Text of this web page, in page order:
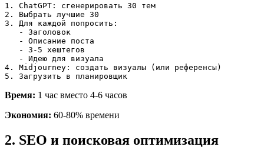
1. ChatGPT: сгенерировать 30 тем
2. Выбрать лучшие 30
3. Для каждой попросить:
   - Заголовок
   - Описание поста
   - 3-5 хештегов
   - Идею для визуала
4. Midjourney: создать визуалы (или референсы)
Время: 1 час вместо 4-6 часов
Экономия: 60-80% времени
2. SEO и поисковая оптимизация